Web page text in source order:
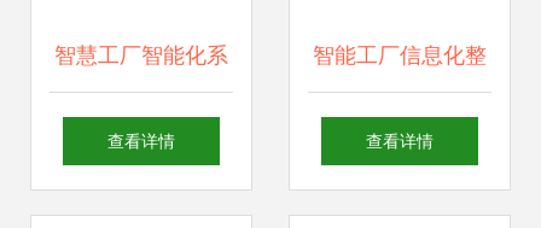
智慧工厂智能化系
统整体解决方案 人
查看详情
智能工厂信息化整
体解决方案 人工智
查看详情